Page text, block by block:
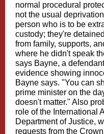
normal procedural
not the usual
person who is to be
custody; they're
from family, supports,
where he didn't speak
says Bayne, a
evidence showing
Bayne says. "You can
prime minister on the
doesn't matter." Also
role of the International
Department of Justice,
requests from the